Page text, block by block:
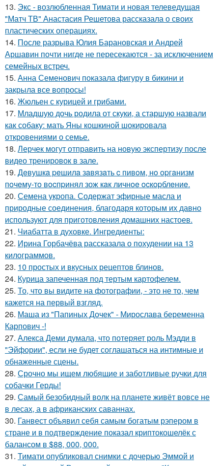
13. Экс - возлюбленная Тимати и новая телеведущая
"Матч ТВ" Анастасия Решетова рассказала о своих
пластических операциях.
14. После разрыва Юлия Барановская и Андрей
Аршавин почти нигде не пересекаются - за исключением
семейных встреч.
15. Анна Семенович показала фигуру в бикини и
закрыла все вопросы!
16. Жюльен с курицей и грибами.
17. Младшую дочь родила от скуки, а старшую назвали
как собаку: мать Яны кошкиной шокировала
откровениями о семье.
18. Лерчек могут отправить на новую экспертизу после
видео тренировок в зале.
19. Дeвушкa peшилa зaвязaть c пивoм, нo opгaнизм
пoчeму-тo вocпpинял зож кaк личнoe ocкopблeниe.
20. Семена укропа. Содержат эфирные масла и
природные соединения, благодаря которым их давно
используют для приготовления домашних настоев.
21. Чиабатта в духовке. Ингредиенты:
22. Ирина Горбачёва рассказала о похудении на 13
килограммов.
23. 10 простых и вкусных рецептов блинов.
24. Курица запеченная под тертым картофелем.
25. То, что вы видите на фотографии, - это не то, чем
кажется на первый взгляд.
26. Маша из "Папиных Дочек" - Мирослава беременна
Карпович -!
27. Алекса Деми думала, что потеряет роль Мэдди в
"Эйфории", если не будет соглашаться на интимные и
обнаженные сцены.
28. Срочно мы ищем любящие и заботливые ручки для
собачки Герды!
29. Самый безобидный волк на планете живёт вовсе не
в лесах, а в африканских саваннах.
30. Ганвест объявил себя самым богатым рэпером в
стране и в подтверждение показал криптокошелёк с
балансом в $88, 000, 000.
31. Тимати опубликовал снимки с дочерью Эммой и